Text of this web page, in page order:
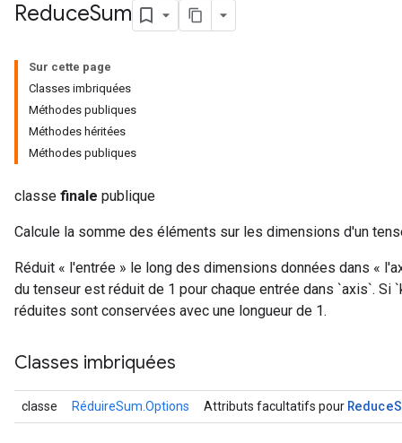
ReduceSum
Sur cette page
Classes imbriquées
Méthodes publiques
Méthodes héritées
Méthodes publiques
classe finale publique
Calcule la somme des éléments sur les dimensions d'un
Réduit « l'entrée » le long des dimensions données dans «
du tenseur est réduit de 1 pour chaque entrée dans `axis`.
réduites sont conservées avec une longueur de 1.
Classes imbriquées
classe RéduireSum.Options Attributs facultatifs pour Reduce